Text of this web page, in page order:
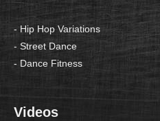
- Hip Hop Variations
- Street Dance
- Dance Fitness
Videos